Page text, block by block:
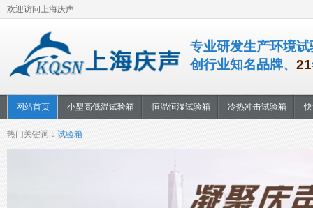
欢迎访问上海庆声
专业研发生产环境试
创行业知名品牌、 21
网站首页 小型高低温试验箱 恒温恒湿试验箱 冷热冲击试验箱
热门关键词： 试验箱